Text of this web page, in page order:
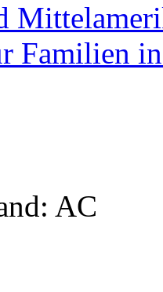
Familien
AC